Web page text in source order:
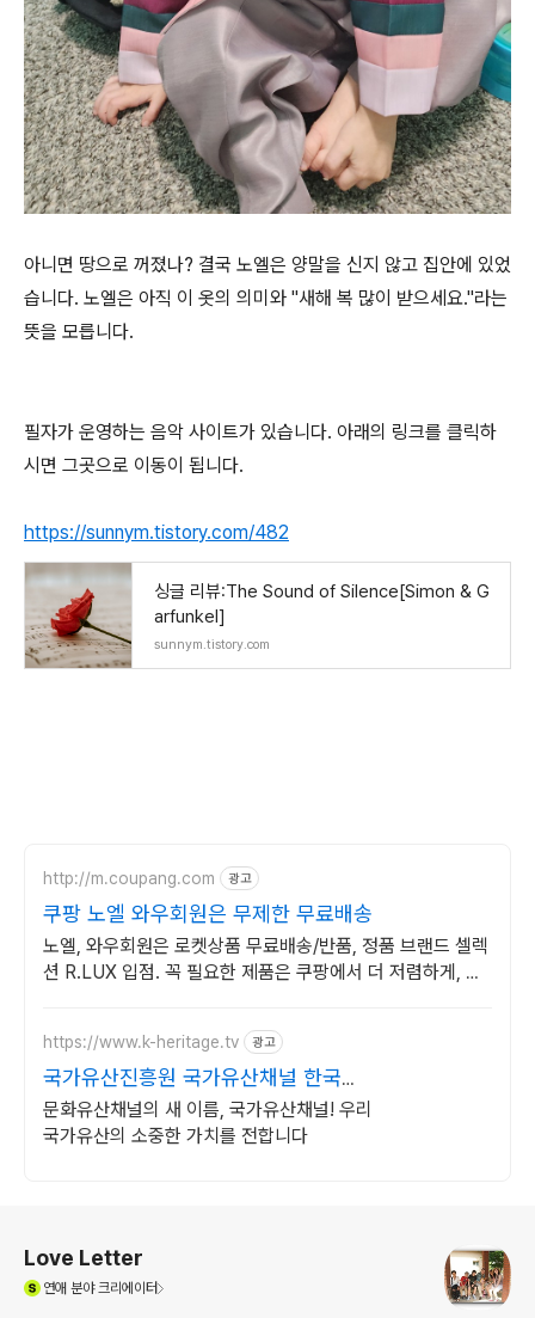
아니면 땅으로 꺼졌나? 결국 노엘은 양말을 신지 않고 집안에 있었
습니다. 노엘은 아직 이 옷의 의미와 "새해 복 많이 받으세요."라는
뜻을 모릅니다.
필자가 운영하는 음악 사이트가 있습니다. 아래의 링크를 클릭하
시면 그곳으로 이동이 됩니다.
https://sunnym.tistory.com/482
싱글 리뷰:The Sound of Silence[Simon & G
arfunkel]
sunnym.tistory.com
http://m.coupang.com 광고
쿠팡 노엘 와우회원은 무제한 무료배송
노엘, 와우회원은 로켓상품 무료배송/반품, 정품 브랜드 셀렉
션 R.LUX 입점. 꼭 필요한 제품은 쿠팡에서 더 저렴하게, 로
https://www.k-heritage.tv 광고
국가유산진흥원 국가유산채널 한국의
세계유산 영상
문화유산채널의 새 이름, 국가유산채널! 우리
국가유산의 소중한 가치를 전합니다
Love Letter
연애 분야 크리에이터